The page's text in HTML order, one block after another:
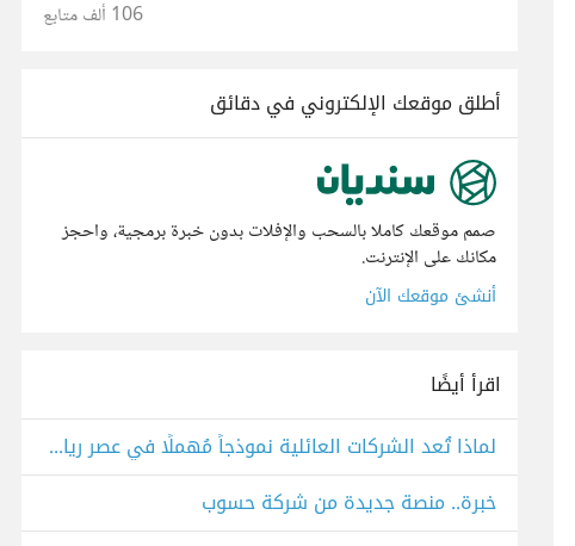
106 ألف متابع
أطلق موقعك الإلكتروني في دقائق
صمم موقعك كاملا بالسحب والإفلات بدون خبرة برمجية، واحجز
مكانك على الإنترنت.
أنشئ موقعك الآن
اقرأ أيضًا
لماذا تُعد الشركات العائلية نموذجاً مُهملًا في عصر ريادة الأعمال؟
خبرة.. منصة جديدة من شركة حسوب